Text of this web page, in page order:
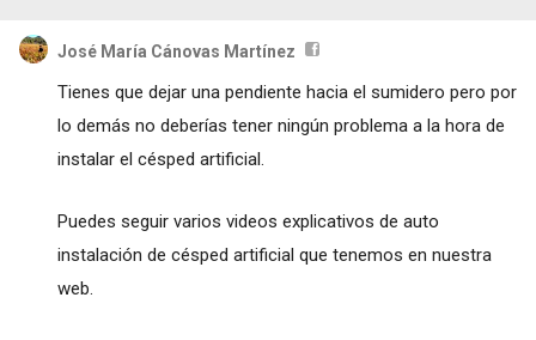
José María Cánovas Martínez
Tienes que dejar una pendiente hacia el sumidero pero por
lo demás no deberías tener ningún problema a la hora de
instalar el césped artificial.
Puedes seguir varios videos explicativos de auto
instalación de césped artificial que tenemos en nuestra
web.